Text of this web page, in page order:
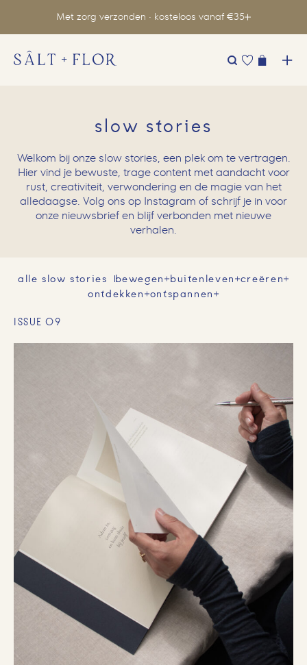
Met zorg verzonden · kosteloos vanaf €35
slow stories
Welkom bij onze slow stories, een plek om te vertragen.
Hier vind je bewuste, trage content met aandacht voor
rust, creativiteit, verwondering en de magie van het
alledaagse. Volg ons op Instagram of schrijf je in voor
onze nieuwsbrief en blijf verbonden met nieuwe
verhalen.
alle slow stories bewegen buitenleven creëren
ontdekken ontspannen
ISSUE 09